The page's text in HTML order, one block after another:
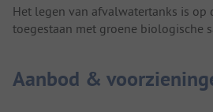
Het legen van afvalwatertanks is op
toegestaan met groene biologische
Aanbod &